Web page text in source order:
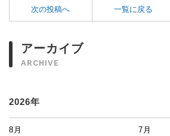
次の投稿へ 一覧に戻る
アーカイブ
ARCHIVE
2026年
8月 7月